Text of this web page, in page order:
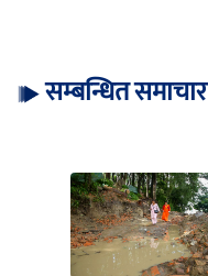
सम्बन्धित समाचार